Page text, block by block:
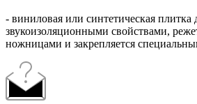
- виниловая или синтетическая плитка
звукоизоляционными свойствами,
ножницами и закрепляется